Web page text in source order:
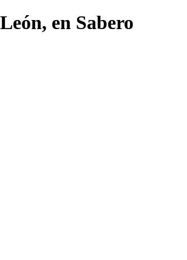
en Sabero